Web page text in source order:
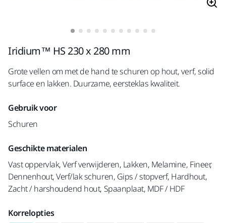
Iridium™ HS 230 x 280 mm
Grote vellen om met de hand te schuren op hout, verf, solid
surface en lakken. Duurzame, eersteklas kwaliteit.
Gebruik voor
Schuren
Geschikte materialen
Vast oppervlak, Verf verwijderen, Lakken, Melamine, Fineer,
Dennenhout, Verf/lak schuren, Gips / stopverf, Hardhout,
Zacht / harshoudend hout, Spaanplaat, MDF / HDF
Korrelopties